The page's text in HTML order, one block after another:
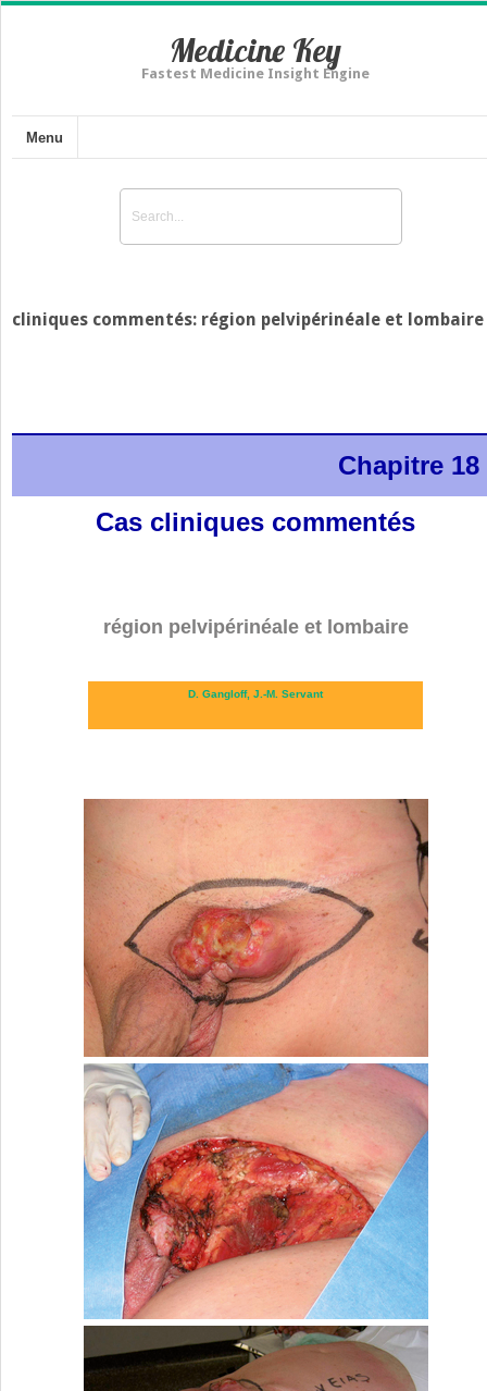
Medicine Key
Fastest Medicine Insight Engine
Menu
cliniques commentés: région pelvipérinéale et lombaire
Chapitre 18
Cas cliniques commentés
région pelvipérinéale et lombaire
D. Gangloff, J.-M. Servant